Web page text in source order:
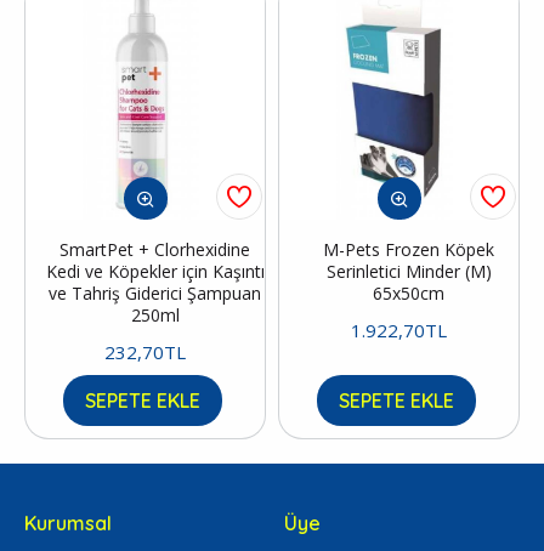
SmartPet + Clorhexidine
Kedi ve Köpekler için Kaşıntı
ve Tahriş Giderici Şampuan
250ml
232,70TL
SEPETE EKLE
M-Pets Frozen Köpek
Serinletici Minder (M)
65x50cm
1.922,70TL
SEPETE EKLE
Kurumsal
Üye